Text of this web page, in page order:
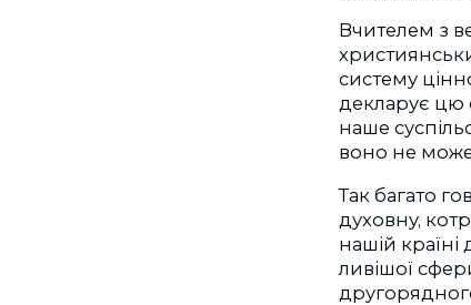
Вчителем з
систему
декларує цю
наше
воно не
Так багато
духовну,
нашій країні
ливішої